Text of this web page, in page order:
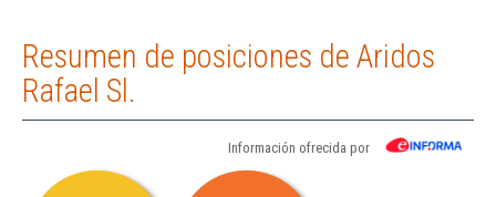
Resumen de posiciones de Aridos
Rafael Sl.
Información ofrecida por